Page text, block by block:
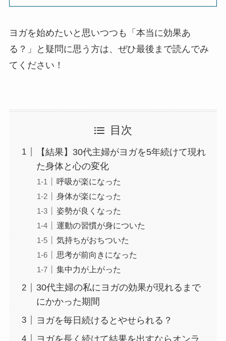
ヨガを始めたいと思いつつも「本当に効果あ
る？」と疑問に思う方は、ぜひ最後まで読んでみ
てください！
目次
【結果】30代主婦がヨガを5年続けて現れ
た身体と心の変化
呼吸が楽になった
身体が楽になった
姿勢が良くなった
運動の習慣が身についた
気持ちがおちついた
思考が前向きになった
集中力が上がった
30代主婦の私にヨガの効果が現れるまで
にかかった期間
ヨガを毎日続けるとやせられる？
ヨガを長く続けて結果を出すならオンラ